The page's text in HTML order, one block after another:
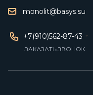
monolit@basys.su
+7(910)562-87-43
ЗАКАЗАТЬ ЗВОНОК